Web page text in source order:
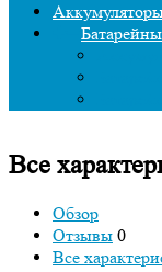
Все
Обзор
Отзывы 0
Все